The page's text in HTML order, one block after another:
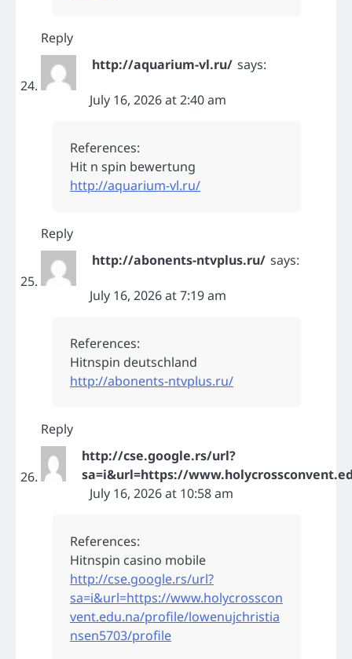
Reply
http://aquarium-vl.ru/ says:
July 16, 2026 at 2:40 am
References:
Hit n spin bewertung
http://aquarium-vl.ru/
Reply
http://abonents-ntvplus.ru/ says:
July 16, 2026 at 7:19 am
References:
Hitnspin deutschland
http://abonents-ntvplus.ru/
Reply
http://cse.google.rs/url?
sa=i&url=https://
July 16, 2026 at 10:58 am
References:
Hitnspin casino mobile
http://cse.google.rs/url?
sa=i&url=https://www.holycrosscon
vent.edu.na/profile/lowenujchristia
nsen5703/profile